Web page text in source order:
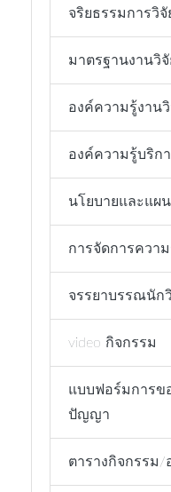
จริยธรรมการวิ
มาตรฐานงานวิจั
องค์ความรู้งานวิ
องค์ความรู้บริก
นโยบายและแผน
การจัดการความ
จรรยาบรรณนัก
video กิจกรรม
แบบฟอร์มการข
ปัญญา
ตารางกิจกรรม/